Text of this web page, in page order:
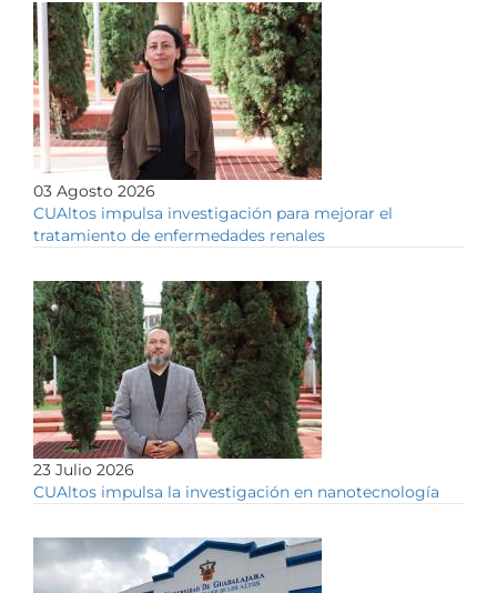
03 Agosto 2026
CUAltos impulsa investigación para mejorar el
tratamiento de enfermedades renales
23 Julio 2026
CUAltos impulsa la investigación en nanotecnología